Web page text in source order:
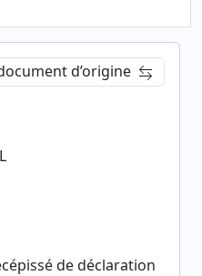
d’origine
de déclaration